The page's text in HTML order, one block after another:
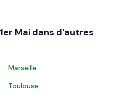
1er Mai dans d'autres
Marseille
Toulouse